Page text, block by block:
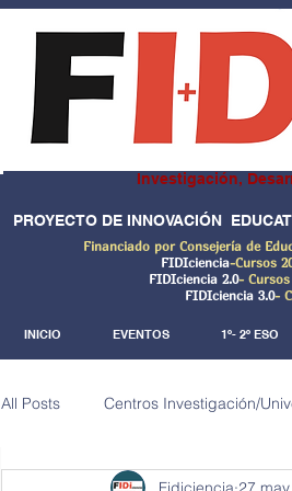
Investigación,
PROYECTO DE INNOVACIÓN
Financiado por Consejería de
FIDIciencia-Cursos
FIDIciencia 2.0- Cursos
FIDIciencia 3.0-
INICIO EVENTOS 1º- 2º ESO
All Posts Centros Investigación/